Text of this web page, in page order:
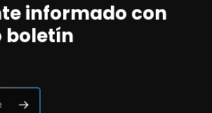
informado con
boletín